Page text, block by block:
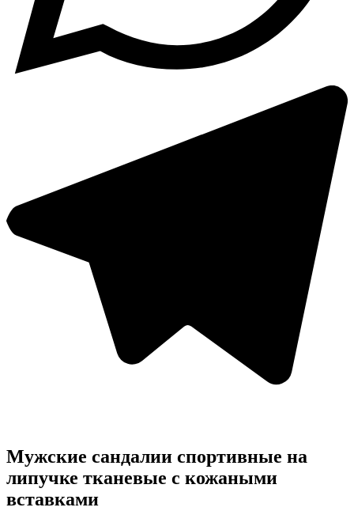
Мужские сандалии спортивные на
липучке тканевые с кожаными
вставками